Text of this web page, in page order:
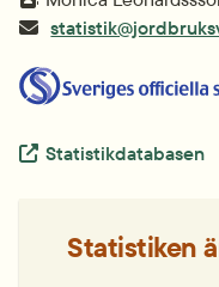
Extern länk.
Statistikdatabasen
Statistiken